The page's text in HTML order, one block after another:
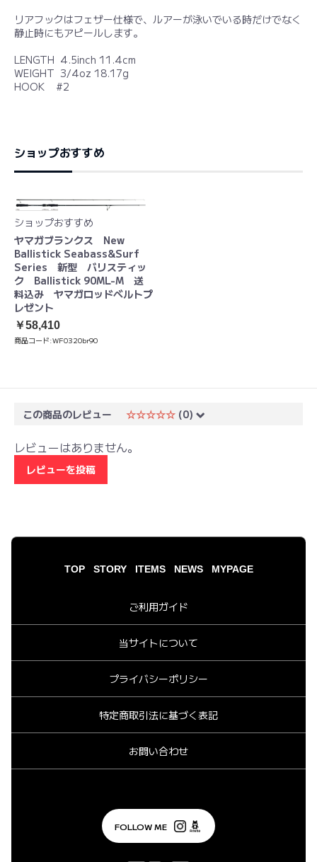
リアフックはフェザー仕様で、ルアーが泳いでいる時だけでなく
静止時にもアピールします。
LENGTH 4.5inch 11.4cm
WEIGHT 3/4oz 18.17g
HOOK #2
ショップおすすめ
ショップおすすめ
ヤマガブランクス New
Ballistick Seabass&Surf
Series 新型 バリスティッ
ク Ballistick 90ML-M 送
料込み ヤマガロッドベルトプ
レゼント
￥58,410
商品コード:WF0320br90
この商品のレビュー ☆☆☆☆☆ (0)
レビューはありません。
レビューを投稿
TOP STORY ITEMS NEWS MYPAGE
ご利用ガイド
当サイトについて
プライバシーポリシー
特定商取引法に基づく表記
お問い合わせ
FOLLOW ME